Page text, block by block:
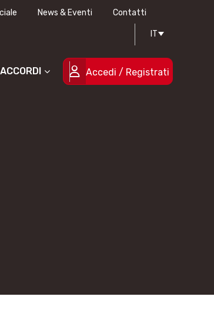
Certificazioni di qualità
Progetti cofinanziati
News & Eventi Contatti
IT
Accedi / Registrati